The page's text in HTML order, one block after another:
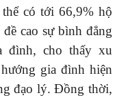
có tới 66,9% hộ
cao sự bình đẳng
đình, cho thấy xu
gia đình hiện
đạo lý. Đồng thời,